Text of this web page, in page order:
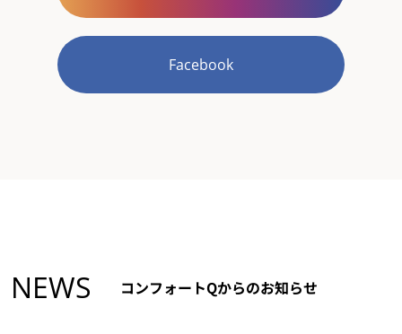
Facebook
NEWS コンフォートQからのお知らせ